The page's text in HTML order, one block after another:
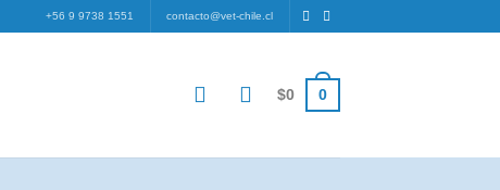
+56 9 9738 1551 contacto@vet-chile.cl
$0 0